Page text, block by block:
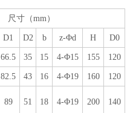
尺寸（mm）
D1 D2 b z-Φd H D0
66.5 35 15 4-Φ15 155 120
82.5 43 16 4-Φ19 160 120
89 51 18 4-Φ19 200 140